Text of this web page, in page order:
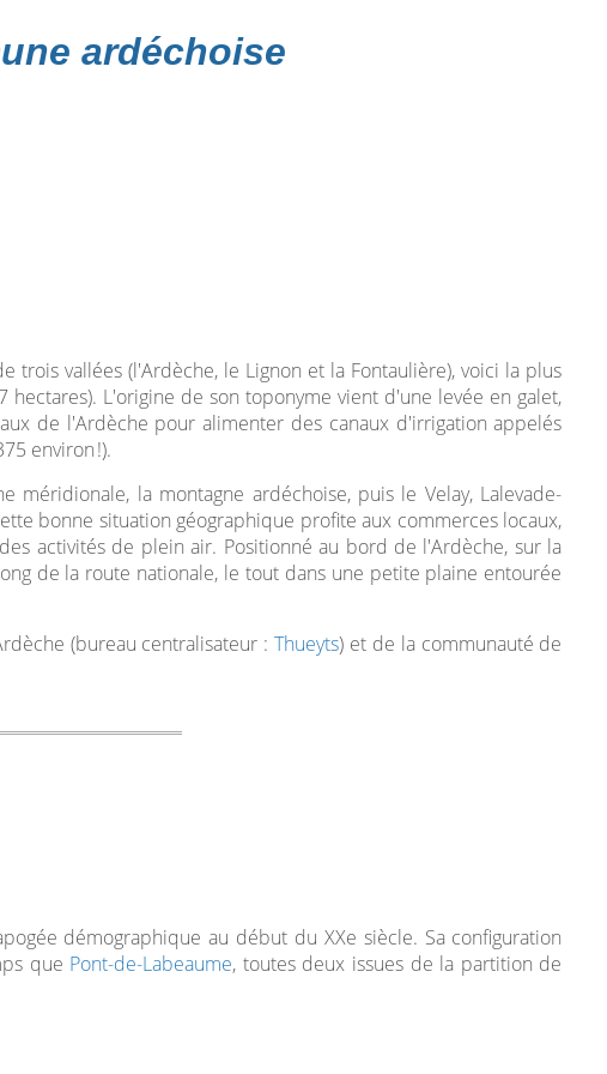
ardéchoise
trois vallées (l'Ardèche, le Lignon et la Fontaulière), voici la plus
L'origine de son toponyme vient d'une levée en galet,
de l'Ardèche pour alimenter des canaux d'irrigation appelés
environ !).
la montagne ardéchoise, puis le Velay, Lalevade-
bonne situation géographique profite aux commerces locaux,
activités de plein air. Positionné au bord de l'Ardèche, sur la
de la route nationale, le tout dans une petite plaine entourée
(bureau centralisateur :Thueyts) et de la communauté de
démographique au début du XXe siècle. Sa configuration
que Pont-de-Labeaume, toutes deux issues de la partition de